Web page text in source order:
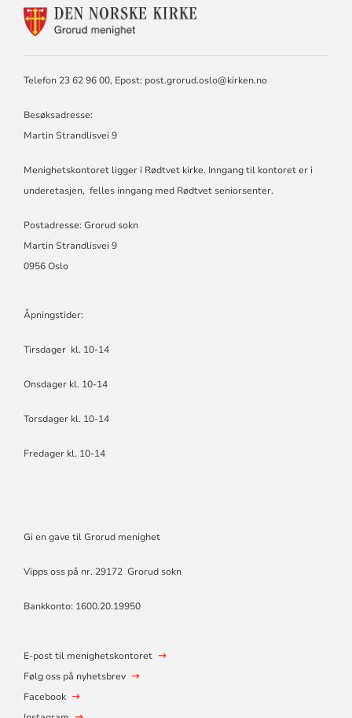
KONTAKTINFORMASJON
Telefon 23 62 96 00, Epost: post.grorud.oslo@kirken.no
Besøksadresse:
Martin Strandlisvei 9
Menighetskontoret ligger i Rødtvet kirke. Inngang til kontoret er i
underetasjen, felles inngang med Rødtvet seniorsenter.
Postadresse: Grorud sokn
Martin Strandlisvei 9
0956 Oslo
Åpningstider:
Tirsdager kl. 10-14
Onsdager kl. 10-14
Torsdager kl. 10-14
Fredager kl. 10-14
Gi en gave til Grorud menighet
Vipps oss på nr. 29172 Grorud sokn
Bankkonto: 1600.20.19950
E-post til menighetskontoret
Følg oss på nyhetsbrev
Facebook